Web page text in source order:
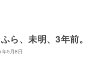
ら、未明、3年前。
5月8日